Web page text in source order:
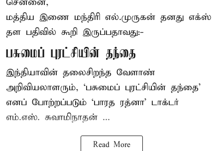
மத்திய இணை மந்திரி எல்.முருகன் தனது எக்ஸ்
தள பதிவில் கூறி இருப்பதாவது:-
பசுமைப் புரட்சியின் தந்தை
இந்தியாவின் தலைசிறந்த வேளாண்
அறிவியலாளரும், ‘பசுமைப் புரட்சியின் தந்தை’
எனப் போற்றப்படும் ‘பாரத ரத்னா’ டாக்டர்
எம்.எஸ். சுவாமிநாதன் ...
Read More